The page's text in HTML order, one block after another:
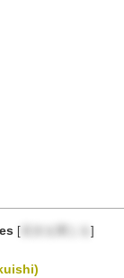
[ 目次を閉じる]